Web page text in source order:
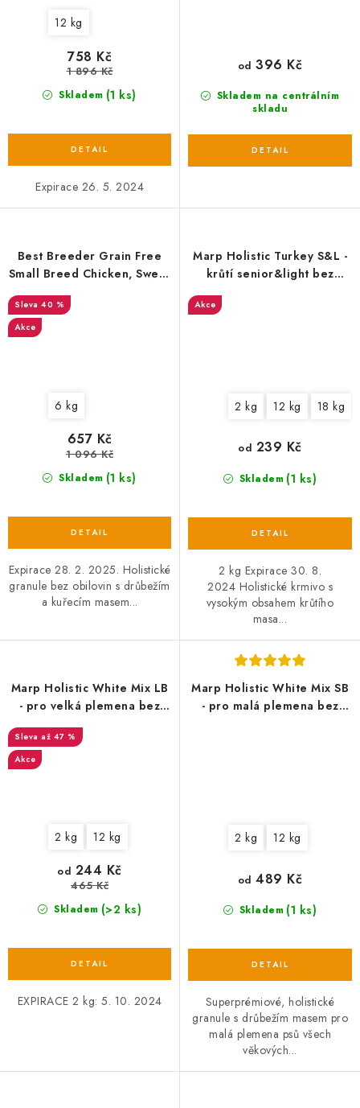
12 kg
Skladem (1 ks)
758 Kč
1 896 Kč
Expirace 26. 5. 2024
Skladem na centrálním
skladu
od 396 Kč
Best Breeder Grain Free
Small Breed Chicken, Sweet
Potato & Herb 6 kg EXP
40 %
Akce
6 kg
Skladem (1 ks)
657 Kč
1 096 Kč
Expirace 28. 2. 2025. Holistické
granule bez obilovin s drůbežím
a kuřecím masem...
Marp Holistic Turkey S&L -
krůtí senior&light bez
Akce
2 kg 12 kg 18 kg
Skladem (1 ks)
od 239 Kč
2 kg Expirace 30. 8.
2024 Holistické krmivo s
vysokým obsahem krůtího
masa...
Marp Holistic White Mix LB
- pro velká plemena bez
až 47 %
Akce
2 kg 12 kg
Skladem (>2 ks)
od 244 Kč
465 Kč
EXPIRACE 2 kg: 5. 10. 2024
Marp Holistic White Mix SB
- pro malá plemena bez
2 kg 12 kg
Skladem (1 ks)
od 489 Kč
Superprémiové, holistické
granule s drůbežím masem pro
malá plemena psů všech
věkových...